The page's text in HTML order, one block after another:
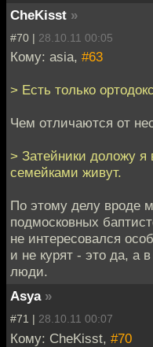
CheKisst »
#70 | 28.10.11 00:05
Кому: asia, #63
> Есть только
Чем отличаются от
> Затейники доложу
семейками живут.
По этому делу вроде
подмосковных
не интересовался
и не курят - это да, а
люди.
Asya »
#71 | 28.10.11 00:07
Кому: CheKisst, #70